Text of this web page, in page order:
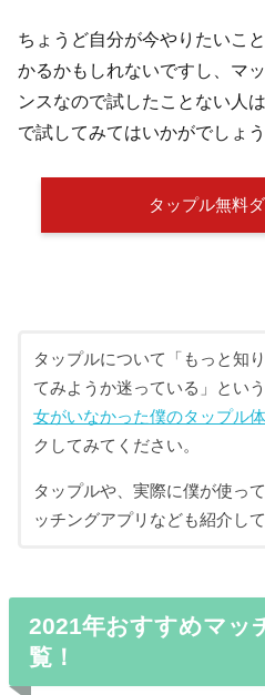
ちょうど自分が今やりたいこ
かるかもしれないですし、マ
ンスなので試したことない人
で試してみてはいかがでしょ
タップル無料
タップルについて「もっと知
てみようか迷っている」とい
女がいなかった僕のタップル
クしてみてください。
タップルや、実際に僕が使っ
ッチングアプリなども紹介して
2021年おすすめマッ
覧！